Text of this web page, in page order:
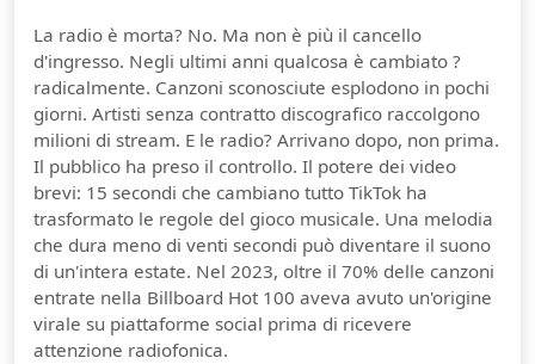
La radio è morta? No. Ma non è più il cancello
d'ingresso. Negli ultimi anni qualcosa è cambiato ?
radicalmente. Canzoni sconosciute esplodono in pochi
giorni. Artisti senza contratto discografico raccolgono
milioni di stream. E le radio? Arrivano dopo, non prima.
Il pubblico ha preso il controllo. Il potere dei video
brevi: 15 secondi che cambiano tutto TikTok ha
trasformato le regole del gioco musicale. Una melodia
che dura meno di venti secondi può diventare il suono
di un'intera estate. Nel 2023, oltre il 70% delle canzoni
entrate nella Billboard Hot 100 aveva avuto un'origine
virale su piattaforme social prima di ricevere
attenzione radiofonica.